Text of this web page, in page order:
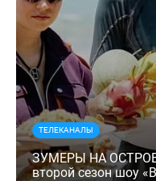
ТЕЛЕКАНАЛЫ
ЗУМЕРЫ НА
второй сезон шоу